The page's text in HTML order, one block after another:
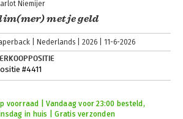
Niemijer
met je geld
Nederlands 2026 11-6-2026
#4411
voorraad | Vandaag voor 23:00 besteld,
in huis | Gratis verzonden